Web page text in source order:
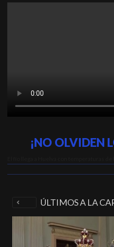
¡NO OLVIDEN
ÚLTIMOS A LA